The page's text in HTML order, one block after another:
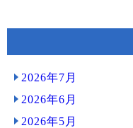
2026年7月
2026年6月
2026年5月